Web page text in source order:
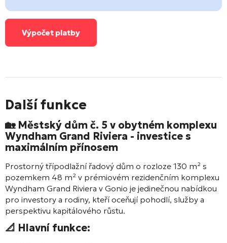
Výpočet platby
Další funkce
🏡 Městský dům č. 5 v obytném komplexu
Wyndham Grand Riviera - investice s
maximálním přínosem
Prostorný třípodlažní řadový dům o rozloze 130 m² s
pozemkem 48 m² v prémiovém rezidenčním komplexu
Wyndham Grand Riviera v Gonio je jedinečnou nabídkou
pro investory a rodiny, kteří oceňují pohodlí, služby a
perspektivu kapitálového růstu.
📐 Hlavní funkce: